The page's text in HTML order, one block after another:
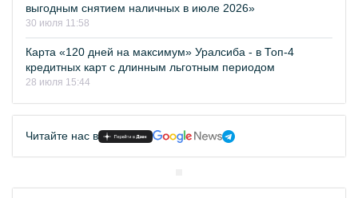
выгодным снятием наличных в июле 2026»
30 июля 11:58
Карта «120 дней на максимум» Уралсиба - в Топ-4
кредитных карт с длинным льготным периодом
28 июля 15:44
Читайте нас в